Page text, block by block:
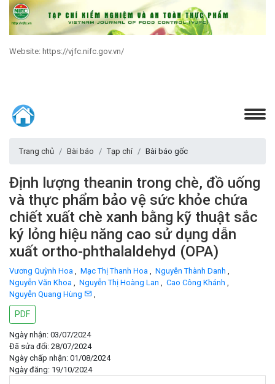
Website: https://vjfc.nifc.gov.vn/
Trang chủ Bài báo Tạp chí Bài báo gốc
Định lượng theanin trong chè, đồ uống
và thực phẩm bảo vệ sức khỏe chứa
chiết xuất chè xanh bằng kỹ thuật sắc
ký lỏng hiệu năng cao sử dụng dẫn
xuất ortho-phthalaldehyd (OPA)
Vương Quỳnh Hoa , Mạc Thị Thanh Hoa , Nguyễn Thành Danh ,
Nguyễn Văn Khoa , Nguyễn Thị Hoàng Lan , Cao Công Khánh ,
Nguyễn Quang Hùng
,
PDF
Ngày nhận: 03/07/2024
Đã sửa đổi: 28/07/2024
Ngày chấp nhận: 01/08/2024
Ngày đăng: 19/10/2024